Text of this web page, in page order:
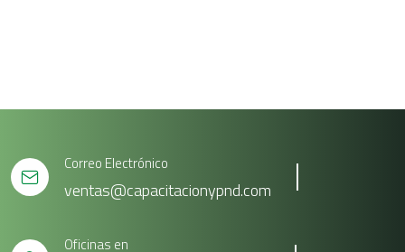
Correo Electrónico
ventas@capacitacionypnd.com
Oficinas en